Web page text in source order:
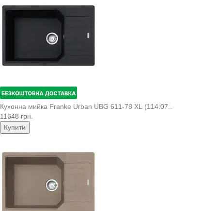
Кухонна мийка Franke Urban UBG 611-78 XL (114.07..
11648 грн.
Купити